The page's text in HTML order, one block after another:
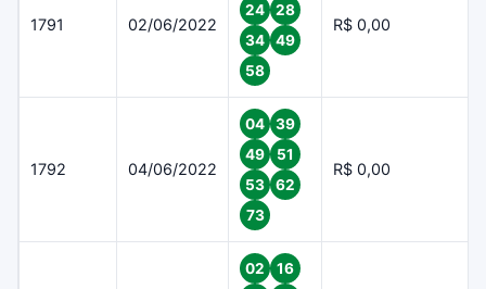
1791 02/06/2022
24
28
34
49
58
R$ 0,00
1792 04/06/2022
04
39
49
51
53
62
73
R$ 0,00
02
16